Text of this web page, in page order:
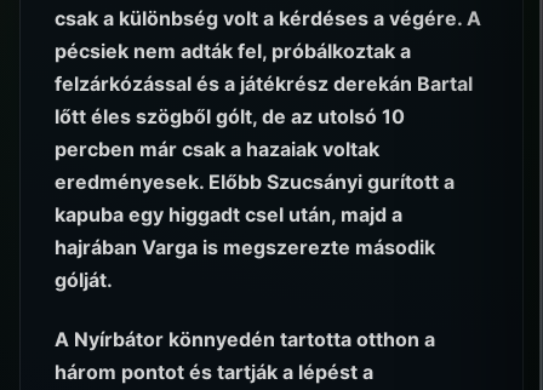
csak a különbség volt a kérdéses a végére. A
pécsiek nem adták fel, próbálkoztak a
felzárkózással és a játékrész derekán Bartal
lőtt éles szögből gólt, de az utolsó 10
percben már csak a hazaiak voltak
eredményesek. Előbb Szucsányi gurított a
kapuba egy higgadt csel után, majd a
hajrában Varga is megszerezte második
gólját.
A Nyírbátor könnyedén tartotta otthon a
három pontot és tartják a lépést a